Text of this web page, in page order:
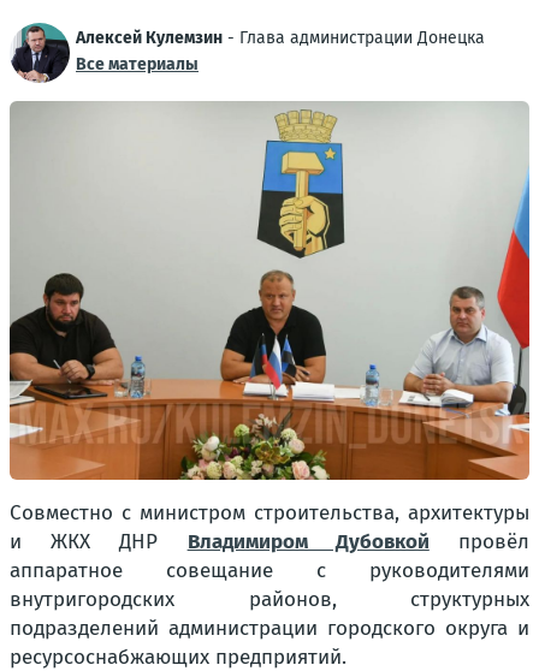
Алексей Кулемзин - Глава администрации Донецка
Все материалы
Совместно с министром строительства, архитектуры
и ЖКХ ДНР Владимиром Дубовкой провёл
аппаратное совещание с руководителями
внутригородских районов, структурных
подразделений администрации городского округа и
ресурсоснабжающих предприятий.